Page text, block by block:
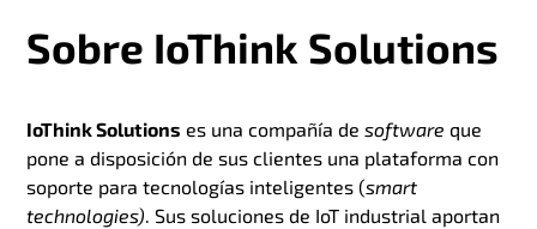
Sobre IoThink Solutions
IoThink Solutions es una compañía de software que
pone a disposición de sus clientes una plataforma con
soporte para tecnologías inteligentes (smart
technologies). Sus soluciones de IoT industrial aportan